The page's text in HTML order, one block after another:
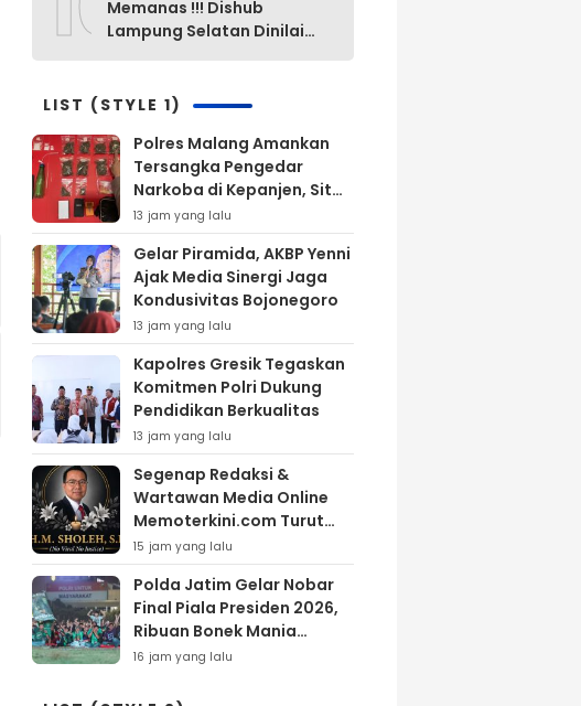
Memanas !!! Dishub
Lampung Selatan Dinilai
Lama Diganti Yang Baru
Jelas
LIST (STYLE 1)
Polres Malang Amankan
Tersangka Pengedar
Narkoba di Kepanjen, Sita
Sabu 96 Gram dan Ganja
131 Gram
13 jam yang lalu
Gelar Piramida, AKBP Yenni
Ajak Media Sinergi Jaga
Kondusivitas Bojonegoro
13 jam yang lalu
Kapolres Gresik Tegaskan
Komitmen Polri Dukung
Pendidikan Berkualitas
13 jam yang lalu
Segenap Redaksi &
Wartawan Media Online
Memoterkini.com Turut
Berdukacita Atas
Wafatnya H.M.Sholeh.S.H
15 jam yang lalu
Polda Jatim Gelar Nobar
Final Piala Presiden 2026,
Ribuan Bonek Mania
Dukung Persebaya dari
16 jam yang lalu